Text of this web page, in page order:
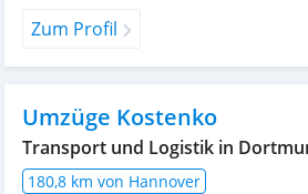
Zum Profil
Umzüge Kostenko
Transport und Logistik in
180,8 km von Hannover